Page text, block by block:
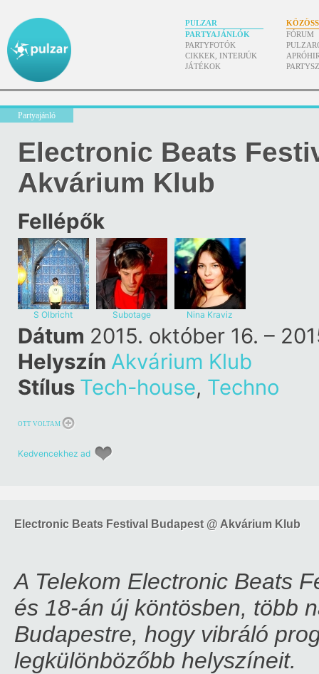
PULZAR
PARTYAJÁNLÓK
PARTYFOTÓK
CIKKEK, INTERJÚK
JÁTÉKOK
FÓRUM
Partyajánló
Electronic Beats
Akvárium Klub
Fellépők
S Olbricht Subotage Nina Kraviz
Dátum 2015. október 16. –
Helyszín Akvárium Klub
Stílus Tech-house, Techno
OTT VOLTAM
Kedvencekhez ad
Electronic Beats Festival Budapest @ Akvárium Klub
A Telekom Electronic Beats
és 18-án új köntösben, több
Budapestre, hogy vibráló
legkülönbözőbb helyszíneit.